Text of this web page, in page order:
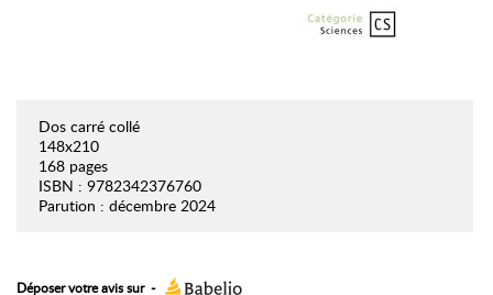
Dos carré collé
148x210
168 pages
ISBN : 9782342376760
Parution : décembre 2024
Déposer votre avis sur -